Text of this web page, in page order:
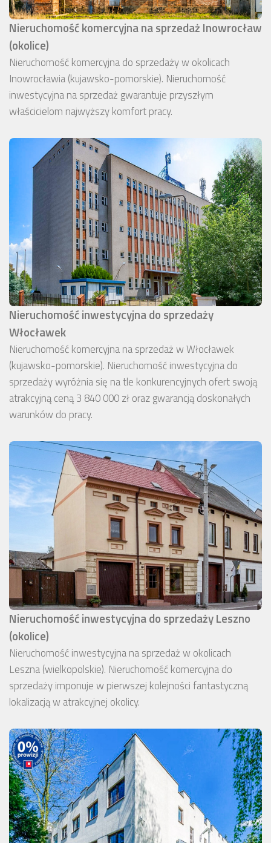
Nieruchomość komercyjna na sprzedaż Inowrocław
(okolice)
Nieruchomość komercyjna do sprzedaży w okolicach
Inowrocławia (kujawsko-pomorskie). Nieruchomość
inwestycyjna na sprzedaż gwarantuje przyszłym
właścicielom najwyższy komfort pracy.
Nieruchomość inwestycyjna do sprzedaży
Włocławek
Nieruchomość komercyjna na sprzedaż w Włocławek
(kujawsko-pomorskie). Nieruchomość inwestycyjna do
sprzedaży wyróżnia się na tle konkurencyjnych ofert swoją
atrakcyjną ceną 3 840 000 zł oraz gwarancją doskonałych
warunków do pracy.
Nieruchomość inwestycyjna do sprzedaży Leszno
(okolice)
Nieruchomość inwestycyjna na sprzedaż w okolicach
Leszna (wielkopolskie). Nieruchomość komercyjna do
sprzedaży imponuje w pierwszej kolejności fantastyczną
lokalizacją w atrakcyjnej okolicy.